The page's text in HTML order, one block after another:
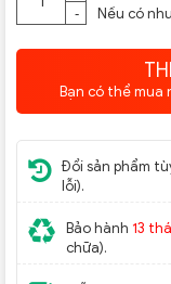
-
Nếu có
Bạn có thể mua
Đổi sản phẩm
lỗi).
Bảo hành 13
chữa).